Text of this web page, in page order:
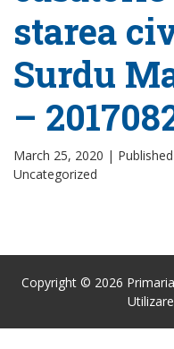
starea
Surdu
–
March 25, 2020 |
Uncategorized
Copyright © 2026